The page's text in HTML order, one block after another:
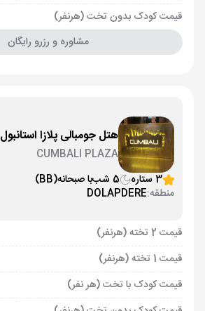
قیمت کودک بدون تخت (هرنفر)
مشاوره و رزرو رایگان
هتل جومبالی پلازا استانبول
CUMBALI PLAZA
3 ستاره
5 شب با صبحانه(BB)
منطقه:DOLAPDERE
قیمت 2 تخته (هرنفر)
قیمت 1 تخته (هرنفر)
قیمت کودک با تخت (هر نفر)